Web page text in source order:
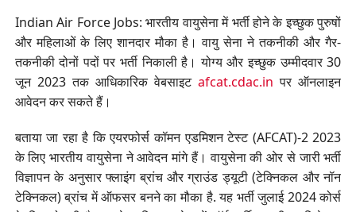
Indian Air Force Jobs: भारतीय वायुसेना में भर्ती होने के इच्छुक पुरुषों
और महिलाओं के लिए शानदार मौका है। वायु सेना ने तकनीकी और गैर-
तकनीकी दोनों पदों पर भर्ती निकाली है। योग्य और इच्छुक उम्मीदवार 30
जून 2023 तक आधिकारिक वेबसाइटafcat.cdac.in पर ऑनलाइन
आवेदन कर सकते हैं।
बताया जा रहा है कि एयरफोर्स कॉमन एडमिशन टेस्ट (AFCAT)-2 2023
के लिए भारतीय वायुसेना ने आवेदन मांगे हैं। वायुसेना की ओर से जारी भर्ती
विज्ञापन के अनुसार फ्लाइंग ब्रांच और ग्राउंड ड्यूटी (टेक्निकल और नॉन
टेक्निकल) ब्रांच में ऑफसर बनने का मौका है. यह भर्ती जुलाई 2024 कोर्स